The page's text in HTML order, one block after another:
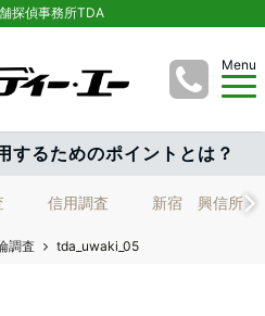
探偵事務所TDA
Menu
するためのポイントとは？
信用調査 新宿 興信所
調査 tda_uwaki_05